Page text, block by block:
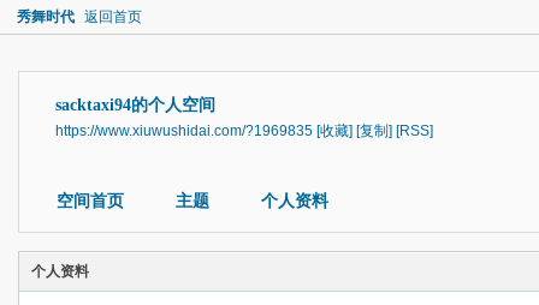
秀舞时代 返回首页
sacktaxi94的个人空间
https://www.xiuwushidai.com/?1969835 [收藏] [复制] [RSS]
空间首页 主题 个人资料
个人资料